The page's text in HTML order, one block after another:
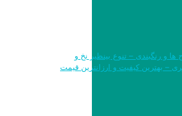
ها و رنگبندی – تنوع بینظیر نخ و